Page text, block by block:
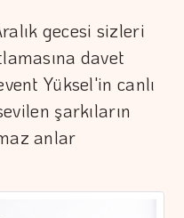
gecesi sizleri
davet
Yüksel'in canlı
şarkıların
anlar